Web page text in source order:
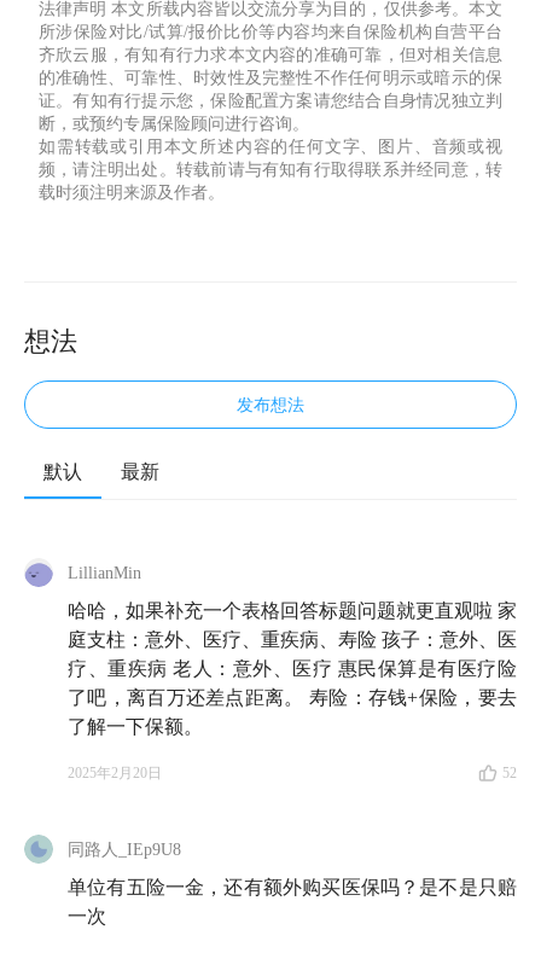
法律声明 本文所载内容皆以交流分享为目的，仅供参考。本文
所涉保险对比/试算/报价比价等内容均来自保险机构自营平台
齐欣云服，有知有行力求本文内容的准确可靠，但对相关信息
的准确性、可靠性、时效性及完整性不作任何明示或暗示的保
证。有知有行提示您，保险配置方案请您结合自身情况独立判
断，或预约专属保险顾问进行咨询。
如需转载或引用本文所述内容的任何文字、图片、音频或视
频，请注明出处。转载前请与有知有行取得联系并经同意，转
载时须注明来源及作者。
想法
发布想法
默认 最新
LillianMin
哈哈，如果补充一个表格回答标题问题就更直观啦 家
庭支柱：意外、医疗、重疾病、寿险 孩子：意外、医
疗、重疾病 老人：意外、医疗 惠民保算是有医疗险
了吧，离百万还差点距离。 寿险：存钱+保险，要去
了解一下保额。
2025年2月20日 52
同路人_IEp9U8
单位有五险一金，还有额外购买医保吗？是不是只赔
一次